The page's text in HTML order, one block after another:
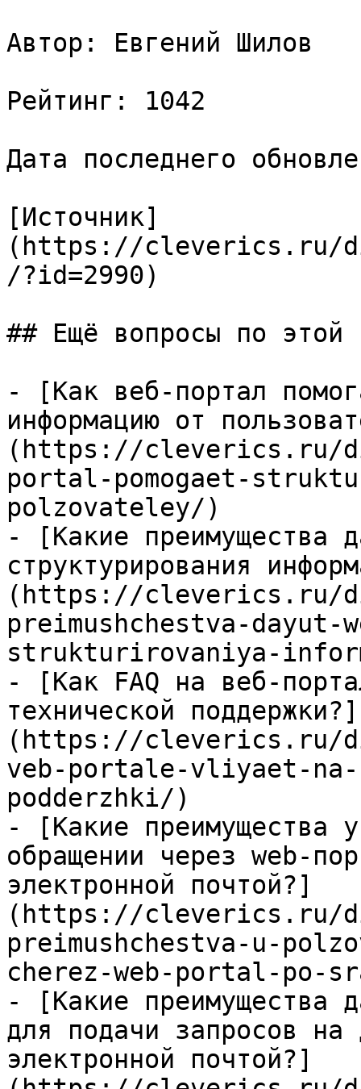
Автор: Евгений Шилов
Рейтинг: 1042
Дата последнего
[Источник]
(https://cleverics.ru/
/?id=2990)
## Ещё вопросы по этой
- [Как веб-портал
информацию от
(https://cleverics.ru/
portal-pomogaet-
polzovateley/)
- [Какие преимущества
структурирования
(https://cleverics.ru/
preimushchestva-
strukturirovaniya-
- [Как FAQ на веб-
технической поддержки?]
(https://cleverics.ru/
veb-portale-vliyaet-na-
podderzhki/)
- [Какие преимущества
обращении через web-
электронной почтой?]
(https://cleverics.ru/
preimushchestva-u-
cherez-web-portal-po-
- [Какие преимущества
для подачи запросов
электронной почтой?]